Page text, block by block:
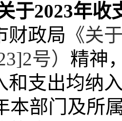
于2023年收
财政局 《关
号） 精神
和支出均纳
本部门及所